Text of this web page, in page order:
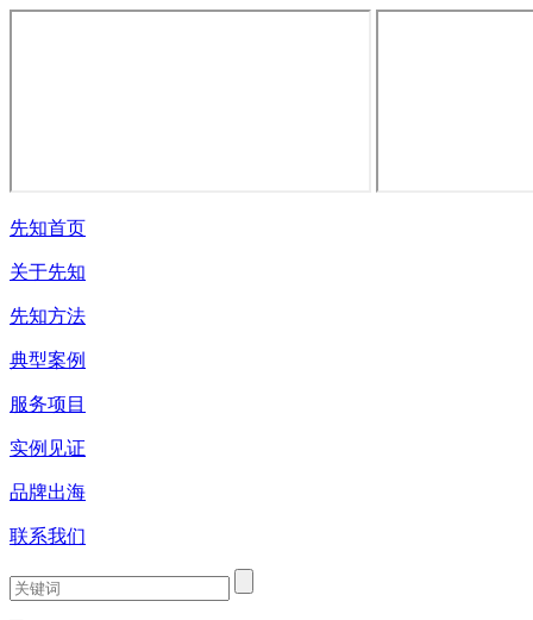
先知首页
关于先知
先知方法
典型案例
服务项目
实例见证
品牌出海
联系我们